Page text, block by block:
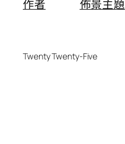
作者 佈景主題
Twenty Twenty-Five